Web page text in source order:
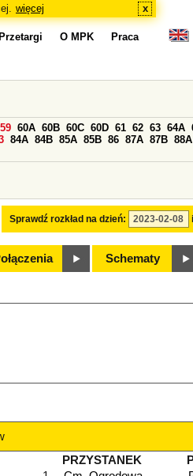
więcej x
Przetargi O MPK Praca
Sprawdź rozkład na dzień:
59 60A 60B 60C 60D 61 62 63 64A
84A 84B 85A 85B 86 87A 87B 88A
Schematy
PRZYSTANEK